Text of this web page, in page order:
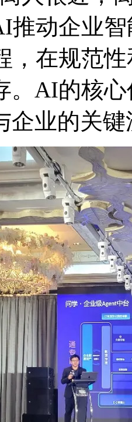
推动企业
，在规范
AI的核心
企业的关